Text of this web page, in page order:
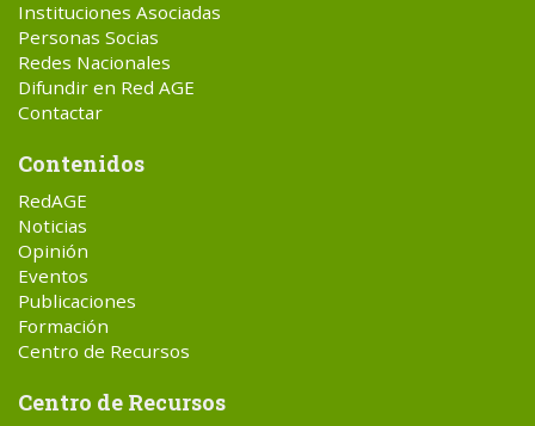
Instituciones Asociadas
Personas Socias
Redes Nacionales
Difundir en Red AGE
Contactar
Contenidos
RedAGE
Noticias
Opinión
Eventos
Publicaciones
Formación
Centro de Recursos
Centro de Recursos